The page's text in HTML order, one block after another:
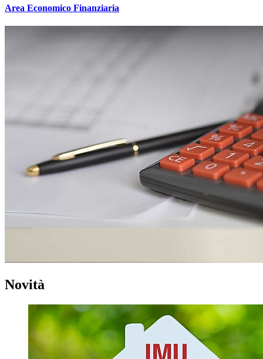
Area Economico Finanziaria
Novità